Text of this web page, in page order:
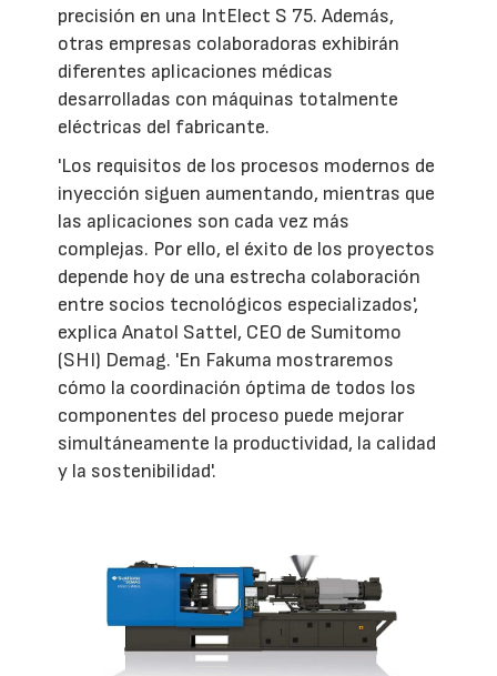
precisión en una IntElect S 75. Además,
otras empresas colaboradoras exhibirán
diferentes aplicaciones médicas
desarrolladas con máquinas totalmente
eléctricas del fabricante.
'Los requisitos de los procesos modernos de
inyección siguen aumentando, mientras que
las aplicaciones son cada vez más
complejas. Por ello, el éxito de los proyectos
depende hoy de una estrecha colaboración
entre socios tecnológicos especializados',
explica Anatol Sattel, CEO de Sumitomo
(SHI) Demag. 'En Fakuma mostraremos
cómo la coordinación óptima de todos los
componentes del proceso puede mejorar
simultáneamente la productividad, la calidad
y la sostenibilidad'.